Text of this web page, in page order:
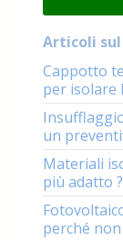
Articoli
Cappotto
per isolare
un
Materiali
più adatto ?
perché